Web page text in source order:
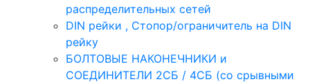
распределительных сетей
DIN рейки , Стопор/ограничитель на DIN
рейку
БОЛТОВЫЕ НАКОНЕЧНИКИ и
СОЕДИНИТЕЛИ 2СБ / 4СБ (со срывными